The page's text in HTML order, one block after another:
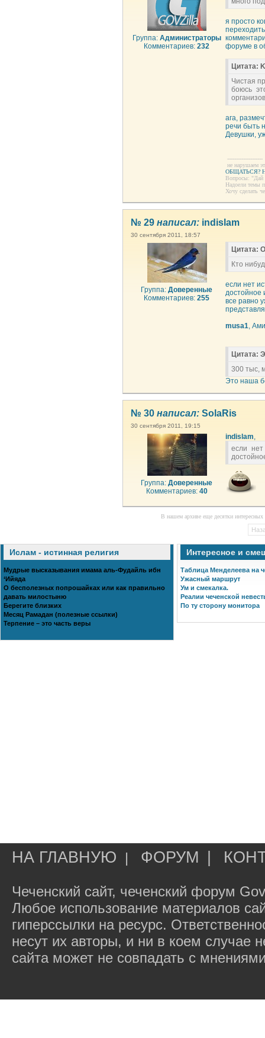
Группа: Администраторы
Комментариев:232
я просто
форуме в
Цитата:
Чистая
боюсь
ага,
речи быть
Девушки,
--------------------
не нарушаем
ОБЩАТЬСЯ?
Вопросы:
Надоели темы
Хочу сделать
№ 29 написал: indislam
30 сентября 2011, 18:57
Группа:Доверенные
Комментариев:255
Цитата:
Кто
если нет
достойное
все равно
musa1,
Цитата:
300 тыс,
Это наша
№ 30 написал: SolaRis
30 сентября 2011, 19:15
Группа:Доверенные
Комментариев: 40
indislam,
если
В нашем архиве еще десятки
Ислам - истинная религия
Мудрые высказывания имама аль-Фудайль ибн
‘Ийяда
О бесполезных попрошайках или как правильно
давать милостыню
Берегите близких
Месяц Рамадан (полезные ссылки)
Терпение – это часть веры
Интересное и
Таблица Менделеева на
Ужасный маршрут
Ум и смекалка.
Реалии чеченской
По ту сторону монитора
НА ГЛАВНУЮ | ФОРУМ
Чеченский сайт, чеченский форум
Любое использование материалов
гиперссылки на ресурс.
несут их авторы, и ни в коем случае
сайта может не совпадать с